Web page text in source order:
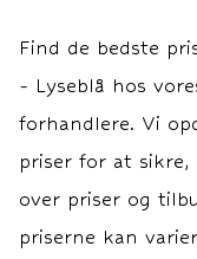
Materiale Materiale:
Bomuldssatin. Trådetæthed:
500 tråde pr.
Find de bedste
- Lyseblå hos
forhandlere. Vi
priser for at
over priser og
priserne kan